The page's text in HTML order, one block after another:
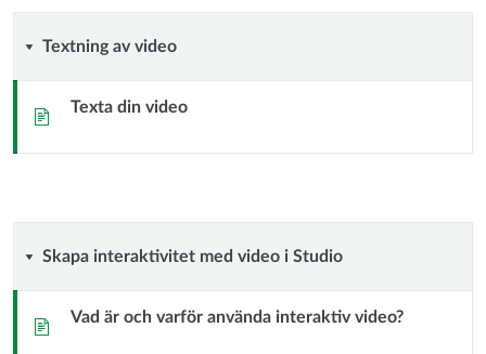
Textning
Textning av video
Sida Texta din video
Skapa
interaktivitet
Skapa interaktivitet med video i Studio
Sida Vad är och varför använda interaktiv video?